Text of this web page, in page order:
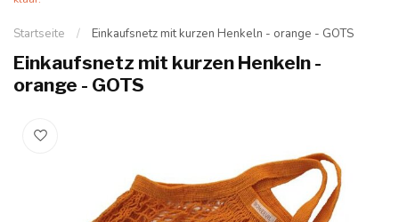
Startseite / Einkaufsnetz mit kurzen Henkeln - orange - GOTS
Einkaufsnetz mit kurzen Henkeln -
orange - GOTS